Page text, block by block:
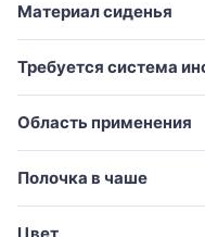
Globo
Gural Vit
Gustavsberg
Материал сиденья
Требуется система
Область применения
Полочка в чаше